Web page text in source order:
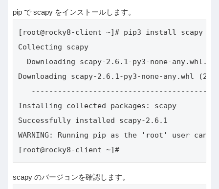
pip で scapy をインストールします。
[root@rocky8-client ~]# pip3 install scapy
Collecting scapy
Downloading scapy-2.6.1-py3-none-
Downloading scapy-2.6.1-py3-none-any.whl (2.4
----------------------------------------
Installing collected packages: scapy
Successfully installed scapy-2.6.1
WARNING: Running pip as the 'root' user
[root@rocky8-client ~]#
scapy のバージョンを確認します。